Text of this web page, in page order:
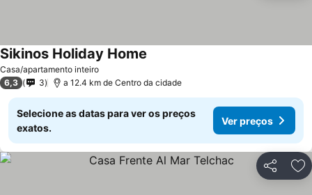
Casa/apartamento inteiro
Sikinos Holiday Home
6,3 3 a 12.4 km de Centro da cidade
Selecione as datas para ver os preços
exatos.
Ver preços
Partilhar